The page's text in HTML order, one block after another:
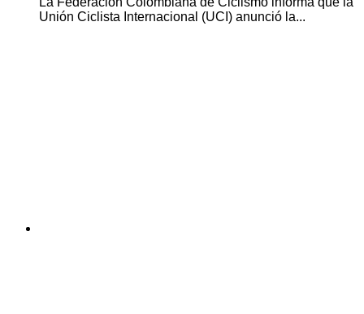
Unión Ciclista Internacional (UCI) anunció la...